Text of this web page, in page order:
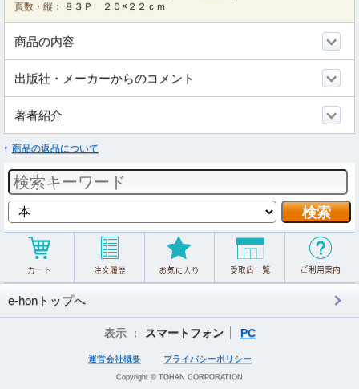
頁数・縦：
８３Ｐ ２０×２２ｃｍ
商品の内容
出版社・メーカーからのコメント
著者紹介
商品の返品について
e-honトップへ
表示 ： スマートフォン PC
運営会社概要 プライバシーポリシー
Copyright © TOHAN CORPORATION